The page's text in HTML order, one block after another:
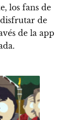
los fans de
de
de la app